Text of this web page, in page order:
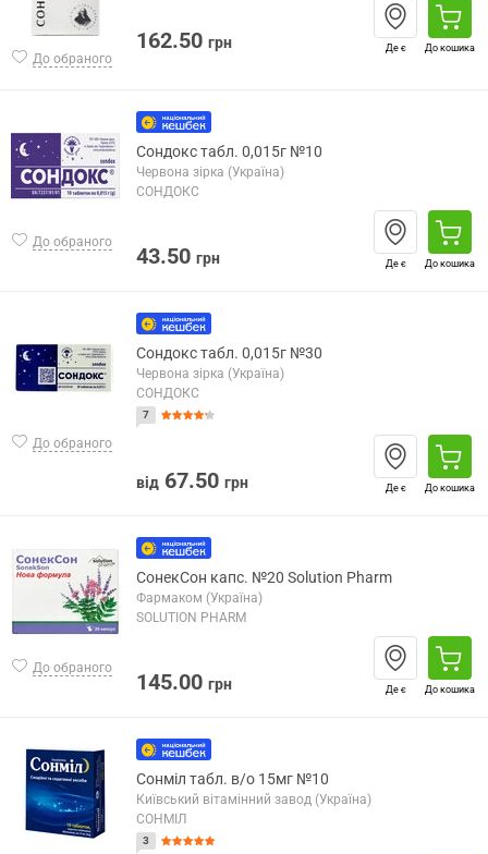
До обраного
162.50 грн Де є До кошика
До обраного
Сондокс табл. 0,015г №10
Червона зірка (Україна)
СОНДОКС
43.50 грн Де є До кошика
До обраного
Сондокс табл. 0,015г №30
Червона зірка (Україна)
СОНДОКС
7
від 67.50 грн Де є До кошика
До обраного
СонекСон капс. №20 Solution Pharm
Фармаком (Україна)
SOLUTION PHARM
145.00 грн Де є До кошика
Сонміл табл. в/о 15мг №10
Київський вітамінний завод (Україна)
СОНМІЛ
3